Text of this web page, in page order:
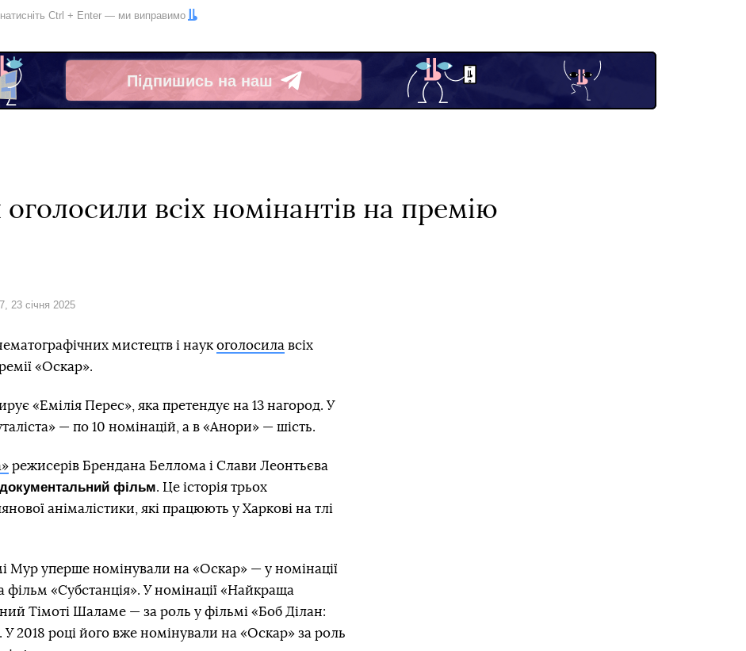
Ctrl + Enter — ми виправимо
Підпишись на наш
Telegram
оголосили всіх номінантів на премію
23 січня 2025
мистецтв і наук оголосила всіх
«Оскар».
«Емілія Перес», яка претендує на 13 нагород. У
— по 10 номінацій, а в «Анори» — шість.
режисерів Брендана Беллома і Слави Леонтьєва
фільм. Це історія трьох
анімалістики, які працюють у Харкові на тлі
Мур уперше номінували на «Оскар» — у номінації
«Субстанція». У номінації «Найкраща
Тімоті Шаламе — за роль у фільмі «Боб Ділан:
2018 році його вже номінували на «Оскар» за роль